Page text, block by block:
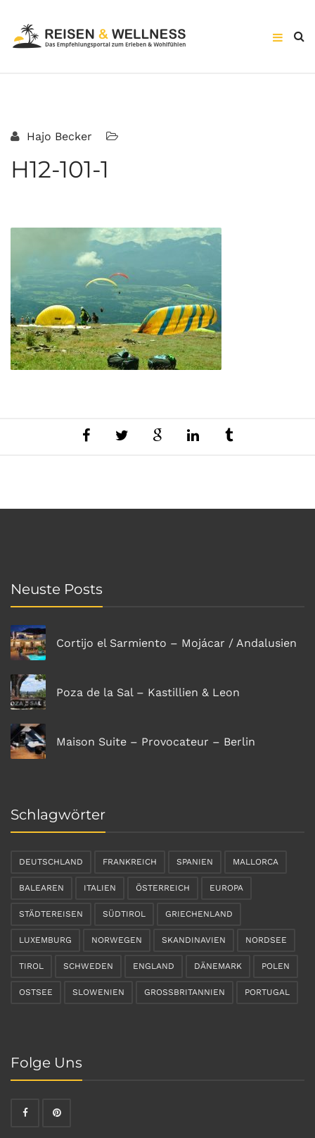
Hajo Becker
H12-101-1
Neuste Posts
Cortijo el Sarmiento – Mojácar / Andalusien
Poza de la Sal – Kastillien & Leon
Maison Suite – Provocateur – Berlin
Schlagwörter
DEUTSCHLAND FRANKREICH SPANIEN MALLORCA
BALEAREN ITALIEN ÖSTERREICH EUROPA
STÄDTEREISEN SÜDTIROL GRIECHENLAND
LUXEMBURG NORWEGEN SKANDINAVIEN NORDSEE
TIROL SCHWEDEN ENGLAND DÄNEMARK POLEN
OSTSEE SLOWENIEN GROSSBRITANNIEN PORTUGAL
Folge Uns